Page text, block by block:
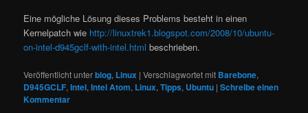
Eine mögliche Lösung dieses Problems besteht in einen
Kernelpatch wie http://linuxtrek1.blogspot.com/2008/10/ubuntu-
on-intel-d945gclf-with-intel.html beschrieben.
Veröffentlicht unterblog, Linux |Verschlagwortet mit Barebone,
D945GCLF,Intel,Intel Atom, Linux,Tipps, Ubuntu |Schreibe einen
Kommentar